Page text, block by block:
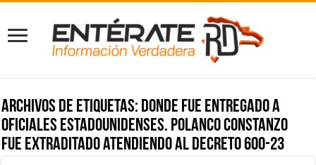
Archivos de etiquetas: donde fue entregado a
oficiales estadounidenses. Polanco Constanzo
fue extraditado atendiendo al decreto 600-23